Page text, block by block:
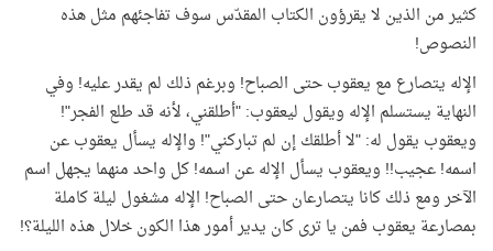
كثير من الذين لا يقرؤون الكتاب المقدّس سوف تفاجئهم مثل هذه
النصوص!
الإله يتصارع مع يعقوب حتى الصباح! وبرغم ذلك لم يقدر عليه! وفي
النهاية يستسلم الإله ويقول ليعقوب: "أطلقني، لأنه قد طلع الفجر"!
ويعقوب يقول له: "لا أطلقك إن لم تباركني"! والإله يسأل يعقوب عن
اسمه! عجيب!! ويعقوب يسأل الإله عن اسمه! كل واحد منهما يجهل اسم
الآخر ومع ذلك كانا يتصارعان حتى الصباح! الإله مشغول ليلة كاملة
بمصارعة يعقوب فمن يا ترى كان يدير أمور هذا الكون خلال هذه الليلة؟!